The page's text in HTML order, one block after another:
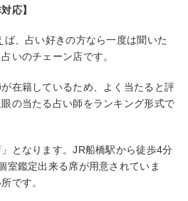
応】
ば、占い好きの方なら一度は聞いた
いのチェーン店です。
在籍しているため、よく当たると評
の当たる占い師をランキング形式で
となります。JR船橋駅から徒歩4分
室鑑定出来る席が用意されていま
です。